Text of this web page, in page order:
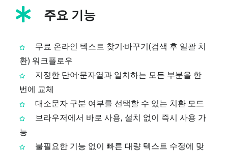
주요 기능
무료 온라인 텍스트 찾기·바꾸기(검색 후 일괄 치
환) 워크플로우
지정한 단어·문자열과 일치하는 모든 부분을 한
번에 교체
대소문자 구분 여부를 선택할 수 있는 치환 모드
브라우저에서 바로 사용, 설치 없이 즉시 사용 가
능
불필요한 기능 없이 빠른 대량 텍스트 수정에 맞